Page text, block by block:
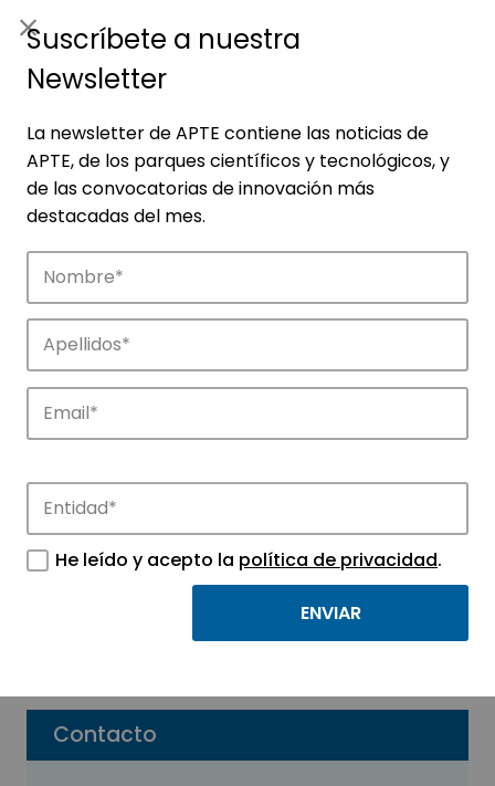
Empresas
Descubre las empresas que impulsan la
innovación en los parques de APTE.
Contacto
BONDIE LOGISTICS
Parc Científic i Tecnològic Agroalimentari
Suscríbete a nuestra
Newsletter
La newsletter de APTE contiene las noticias de
APTE, de los parques científicos y tecnológicos, y
de las convocatorias de innovación más
destacadas del mes.
He leído y acepto la política de privacidad.